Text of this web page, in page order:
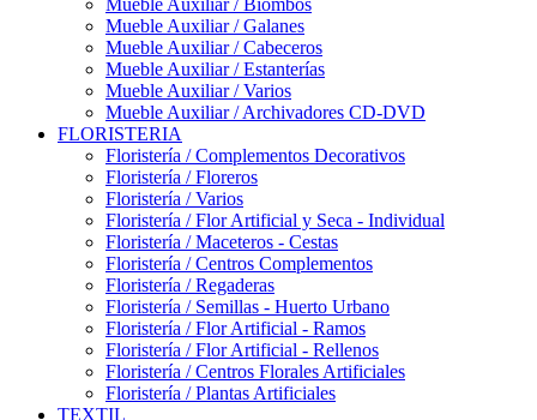
Mueble Auxiliar / Galanes
Mueble Auxiliar / Cabeceros
Mueble Auxiliar / Estanterías
Mueble Auxiliar / Varios
Mueble Auxiliar / Archivadores CD-DVD
FLORISTERIA
Floristería / Complementos Decorativos
Floristería / Floreros
Floristería / Varios
Floristería / Flor Artificial y Seca - Individual
Floristería / Maceteros - Cestas
Floristería / Centros Complementos
Floristería / Regaderas
Floristería / Semillas - Huerto Urbano
Floristería / Flor Artificial - Ramos
Floristería / Flor Artificial - Rellenos
Floristería / Centros Florales Artificiales
Floristería / Plantas Artificiales
TEXTIL